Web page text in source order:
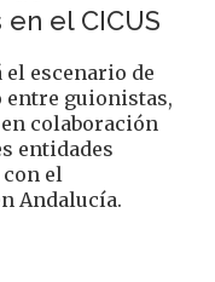
el CICUS
el escenario de
entre guionistas,
colaboración
entidades
el
Andalucía.